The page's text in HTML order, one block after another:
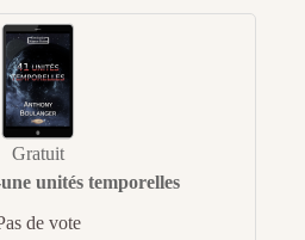
Gratuit
unités temporelles
de vote